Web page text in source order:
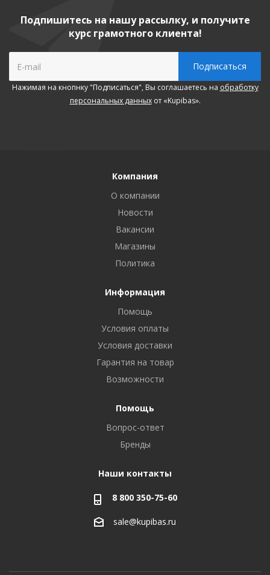
Подпишитесь на нашу рассылку, и получите
курс грамотного клиента!
Нажимая на кнопнку "Подписаться", Вы соглашаетесь на обработку
персональных данныхот «Kupibas».
Компания
О компании
Новости
Вакансии
Магазины
Политика
Информация
Помощь
Условия оплаты
Условия доставки
Гарантия на товар
Возможности
Помощь
Вопрос-ответ
Бренды
Наши контакты
8 800 350-75-60
sale@kupibas.ru